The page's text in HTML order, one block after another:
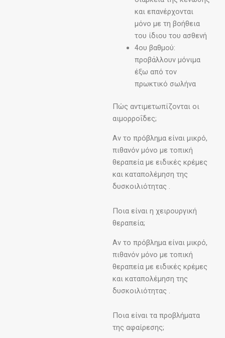
και επανέρχονται
μόνο με τη βοήθεια
του ίδιου του ασθενή
4ου βαθμού:
προβάλλουν μόνιμα
έξω από τον
πρωκτικό σωλήνα
Πώς αντιμετωπίζονται οι
αιμορροΐδες;
Αν το πρόβλημα είναι μικρό,
πιθανόν μόνο με τοπική
θεραπεία με ειδικές κρέμες
και καταπολέμηση της
δυσκοιλιότητας .
Ποια είναι η χειρουργική
θεραπεία;
Αν το πρόβλημα είναι μικρό,
πιθανόν μόνο με τοπική
θεραπεία με ειδικές κρέμες
και καταπολέμηση της
δυσκοιλιότητας .
Ποια είναι τα προβλήματα
της αφαίρεσης;